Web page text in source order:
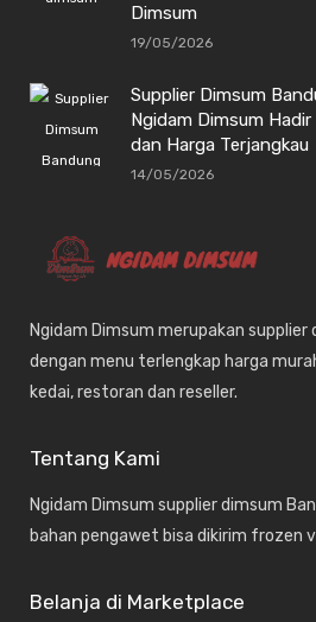
Dimsum
19/05/2026
Supplier Dimsum
Ngidam Dimsum
dan Harga Terjangkau
14/05/2026
Ngidam Dimsum merupakan supplier
dengan menu terlengkap harga
kedai, restoran dan reseller.
Tentang Kami
Ngidam Dimsum supplier dimsum
bahan pengawet bisa dikirim frozen
Belanja di Marketplace